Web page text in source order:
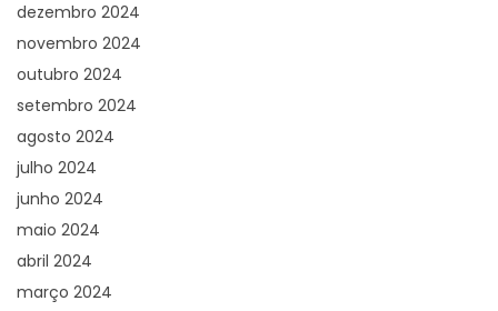
dezembro 2024
novembro 2024
outubro 2024
setembro 2024
agosto 2024
julho 2024
junho 2024
maio 2024
abril 2024
março 2024